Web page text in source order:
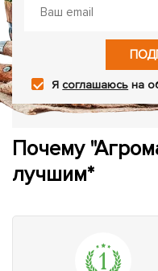
Ясоглашаюсь на
Почему
лучшим*